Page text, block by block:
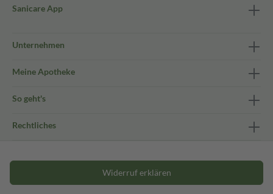
Sanicare App
Unternehmen
Meine Apotheke
So geht's
Rechtliches
Widerruf erklären